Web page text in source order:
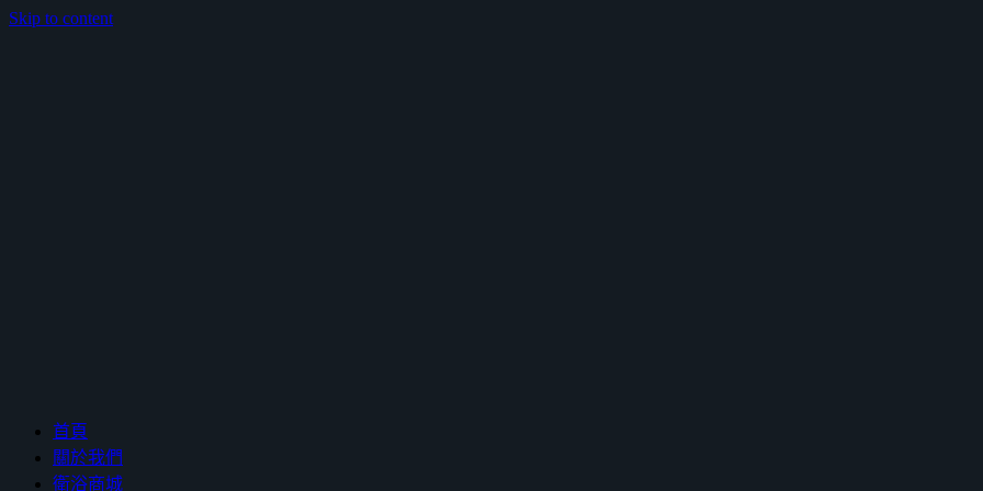
Skip to content
首頁
關於我們
衛浴商城